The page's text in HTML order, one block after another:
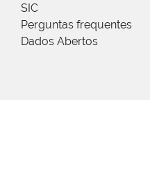
SIC
Perguntas frequentes
Dados Abertos